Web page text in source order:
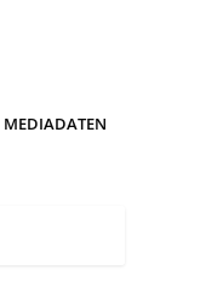
MEDIADATEN